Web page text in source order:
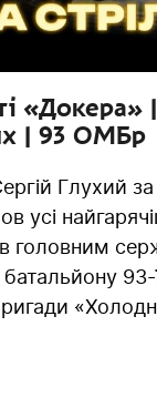
«Докера»
| 93 ОМБр
Глухий
усі
головним
батальйону